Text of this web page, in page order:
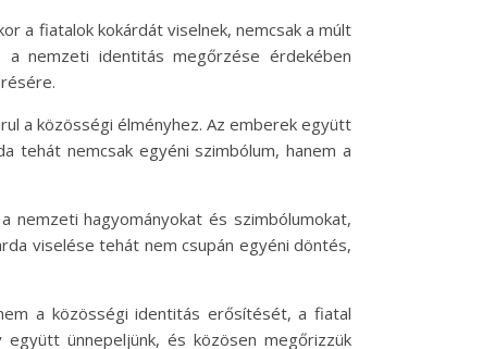
a fiatalok kokárdát viselnek, nemcsak a múlt
a nemzeti identitás megőrzése érdekében
a közösségi élményhez. Az emberek együtt
tehát nemcsak egyéni szimbólum, hanem a
nemzeti hagyományokat és szimbólumokat,
viselése tehát nem csupán egyéni döntés,
a közösségi identitás erősítését, a fiatal
ünnepeljünk, és közösen megőrizzük